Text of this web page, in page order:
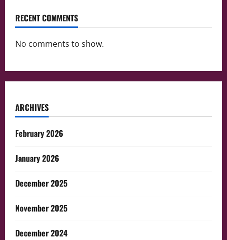
RECENT COMMENTS
No comments to show.
ARCHIVES
February 2026
January 2026
December 2025
November 2025
December 2024